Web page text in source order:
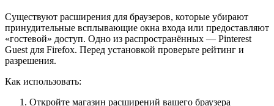
Существуют расширения для браузеров, которые убирают
принудительные всплывающие окна входа или предоставляют
«гостевой» доступ. Одно из распространённых — Pinterest
Guest для Firefox. Перед установкой проверьте рейтинг и
разрешения.
Как использовать:
Откройте магазин расширений вашего браузера